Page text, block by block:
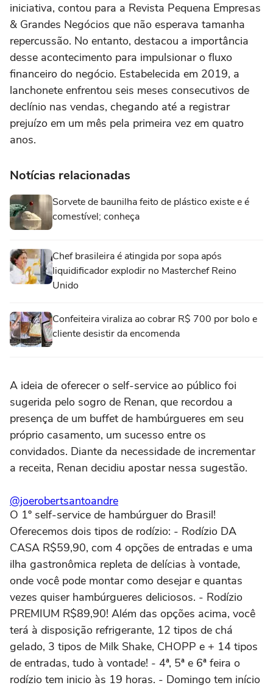
iniciativa, contou para a Revista Pequena Empresas
& Grandes Negócios que não esperava tamanha
repercussão. No entanto, destacou a importância
desse acontecimento para impulsionar o fluxo
financeiro do negócio. Estabelecida em 2019, a
lanchonete enfrentou seis meses consecutivos de
declínio nas vendas, chegando até a registrar
prejuízo em um mês pela primeira vez em quatro
anos.
Notícias relacionadas
Sorvete de baunilha feito de plástico existe e é
comestível; conheça
Chef brasileira é atingida por sopa após
liquidificador explodir no Masterchef Reino
Unido
Confeiteira viraliza ao cobrar R$ 700 por bolo e
cliente desistir da encomenda
A ideia de oferecer o self-service ao público foi
sugerida pelo sogro de Renan, que recordou a
presença de um buffet de hambúrgueres em seu
próprio casamento, um sucesso entre os
convidados. Diante da necessidade de incrementar
a receita, Renan decidiu apostar nessa sugestão.
@joerobertsantoandre
O 1º self-service de hambúrguer do Brasil!
Oferecemos dois tipos de rodízio: - Rodízio DA
CASA R$59,90, com 4 opções de entradas e uma
ilha gastronômica repleta de delícias à vontade,
onde você pode montar como desejar e quantas
vezes quiser hambúrgueres deliciosos. - Rodízio
PREMIUM R$89,90! Além das opções acima, você
terá à disposição refrigerante, 12 tipos de chá
gelado, 3 tipos de Milk Shake, CHOPP e + 14 tipos
de entradas, tudo à vontade! - 4ª, 5ª e 6ª feira o
rodízio tem inicio às 19 horas. - Domingo tem início